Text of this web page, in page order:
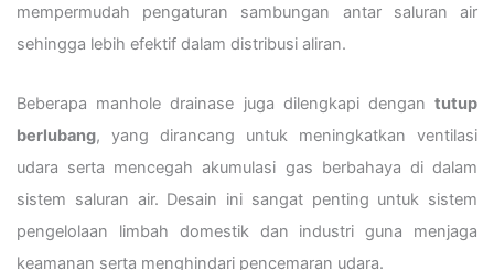
mempermudah pengaturan sambungan antar saluran air
sehingga lebih efektif dalam distribusi aliran.
Beberapa manhole drainase juga dilengkapi dengan tutup
berlubang, yang dirancang untuk meningkatkan ventilasi
udara serta mencegah akumulasi gas berbahaya di dalam
sistem saluran air. Desain ini sangat penting untuk sistem
pengelolaan limbah domestik dan industri guna menjaga
keamanan serta menghindari pencemaran udara.